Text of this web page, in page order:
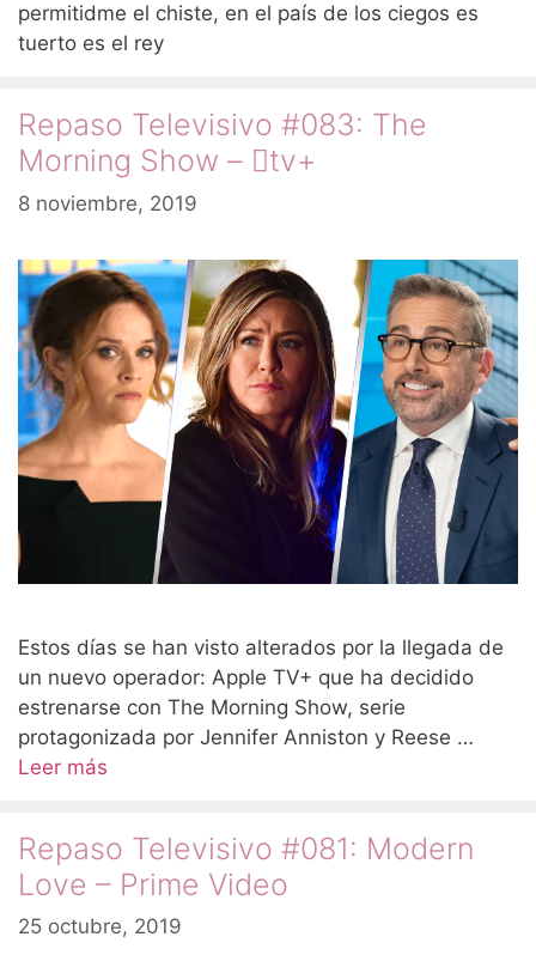
permitidme el chiste, en el país de los ciegos es
tuerto es el rey
Repaso Televisivo #083: The
Morning Show – tv+
8 noviembre, 2019
Estos días se han visto alterados por la llegada de
un nuevo operador: Apple TV+ que ha decidido
estrenarse con The Morning Show, serie
protagonizada por Jennifer Anniston y Reese …
Leer más
Repaso Televisivo #081: Modern
Love – Prime Video
25 octubre, 2019